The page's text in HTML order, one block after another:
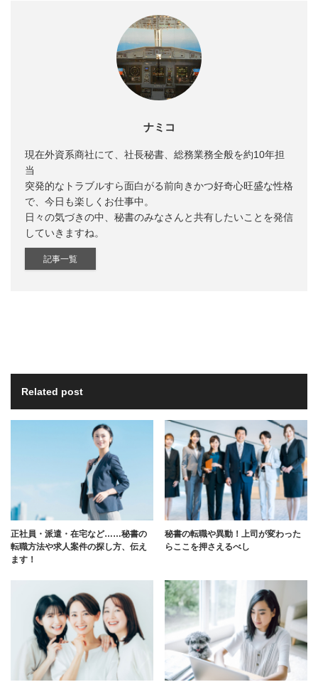
ナミコ
現在外資系商社にて、社長秘書、総務業務全般を約10年担
当
突発的なトラブルすら面白がる前向きかつ好奇心旺盛な性格
で、今日も楽しくお仕事中。
日々の気づきの中、秘書のみなさんと共有したいことを発信
していきますね。
記事一覧
Related post
正社員・派遣・在宅など……秘書の
転職方法や求人案件の探し方、伝え
ます！
秘書の転職や異動！上司が変わった
らここを押さえるべし